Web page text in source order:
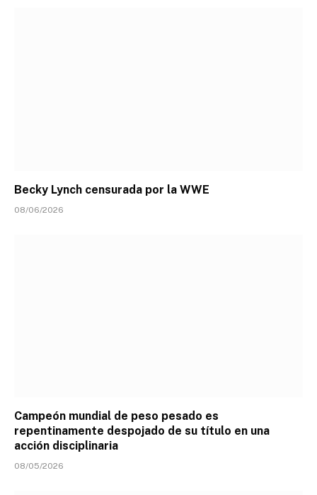
Becky Lynch censurada por la WWE
08/06/2026
Campeón mundial de peso pesado es
repentinamente despojado de su título en una
acción disciplinaria
08/05/2026